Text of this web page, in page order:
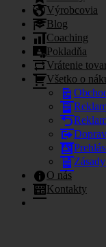
Výrobcovia
Blog
Coaching
Pokladňa
Vrátenie
Všetko o
O nás
Kontakty